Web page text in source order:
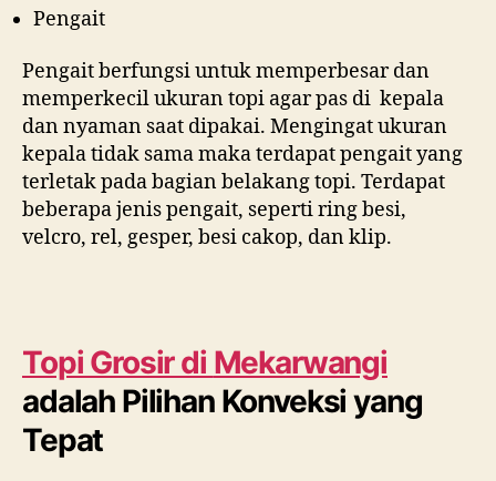
Pengait
Pengait berfungsi untuk memperbesar dan
memperkecil ukuran topi agar pas di kepala
dan nyaman saat dipakai. Mengingat ukuran
kepala tidak sama maka terdapat pengait yang
terletak pada bagian belakang topi. Terdapat
beberapa jenis pengait, seperti ring besi,
velcro, rel, gesper, besi cakop, dan klip.
Topi Grosir di Mekarwangi
adalah Pilihan Konveksi yang
Tepat